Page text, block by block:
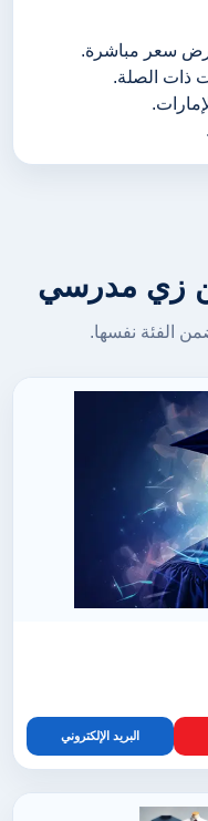
سعر مباشرة.
ذات الصلة.
زي مدرسي
الفئة نفسها.
البريد الإلكتروني